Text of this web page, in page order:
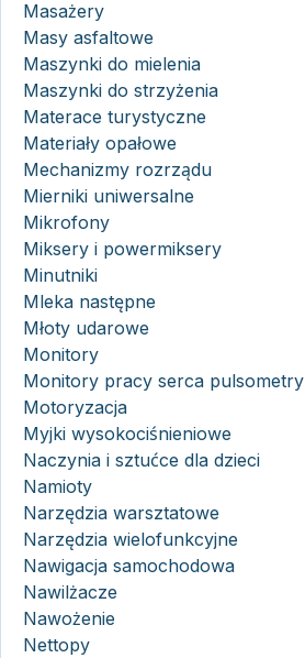
Masażery
Masy asfaltowe
Maszynki do mielenia
Maszynki do strzyżenia
Materace turystyczne
Materiały opałowe
Mechanizmy rozrządu
Mierniki uniwersalne
Mikrofony
Miksery i powermiksery
Minutniki
Mleka następne
Młoty udarowe
Monitory
Monitory pracy serca pulsometry
Motoryzacja
Myjki wysokociśnieniowe
Naczynia i sztućce dla dzieci
Namioty
Narzędzia warsztatowe
Narzędzia wielofunkcyjne
Nawigacja samochodowa
Nawilżacze
Nawożenie
Nettopy